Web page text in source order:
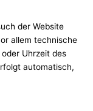
der Website
allem technische
Uhrzeit des
automatisch,